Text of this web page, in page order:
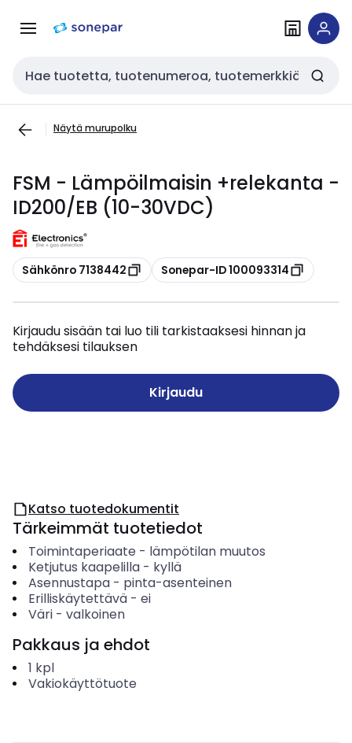
navigointiinsisältöön
Haku
Näytä murupolku
FSM - Lämpöilmaisin +relekanta -
ID200/EB (10-30VDC)
Kopioi
Sähkönro 7138442 Kopioi
Sonepar-ID 100093314
Kirjaudu sisään tai luo tili tarkistaaksesi hinnan ja
tehdäksesi tilauksen
Kirjaudu
Katso tuotedokumentit
Tärkeimmät tuotetiedot
Toimintaperiaate - lämpötilan muutos
Ketjutus kaapelilla- kyllä
Asennustapa- pinta-asenteinen
Erilliskäytettävä- ei
Väri- valkoinen
Pakkaus ja ehdot
1 kpl
Vakiokäyttötuote